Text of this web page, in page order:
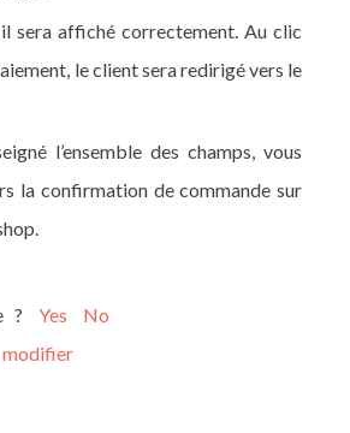
il sera affiché correctement. Au clic
le client sera redirigé vers le
l’ensemble des champs, vous
la confirmation de commande sur
? Yes
No